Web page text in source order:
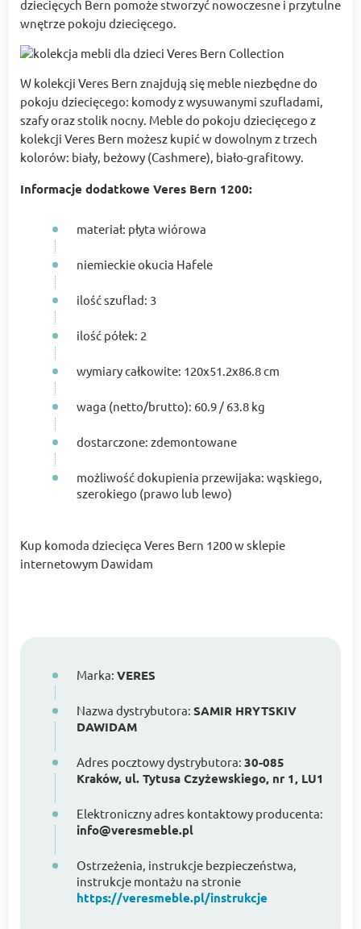
dziecięcych Bern pomoże stworzyć nowoczesne i przytulne
wnętrze pokoju dziecięcego.
W kolekcji Veres Bern znajdują się meble niezbędne do
pokoju dziecięcego: komody z wysuwanymi szufladami,
szafy oraz stolik nocny. Meble do pokoju dziecięcego z
kolekcji Veres Bern możesz kupić w dowolnym z trzech
kolorów: biały, beżowy (Cashmere), biało-grafitowy.
Informacje dodatkowe Veres Bern 1200:
materiał: płyta wiórowa
niemieckie okucia Hafele
ilość szuflad: 3
ilość półek: 2
wymiary całkowite: 120x51.2x86.8 cm
waga (netto/brutto): 60.9 / 63.8 kg
dostarczone: zdemontowane
możliwość dokupienia przewijaka: wąskiego,
szerokiego (prawo lub lewo)
Kup komoda dziecięca Veres Bern 1200 w sklepie
internetowym Dawidam
Marka: VERES
Nazwa dystrybutora: SAMIR HRYTSKIV
DAWIDAM
Adres pocztowy dystrybutora: 30-085
Kraków, ul. Tytusa Czyżewskiego, nr 1, LU1
Elektroniczny adres kontaktowy producenta:
info@veresmeble.pl
Ostrzeżenia, instrukcje bezpieczeństwa,
instrukcje montażu na stronie
https://veresmeble.pl/instrukcje